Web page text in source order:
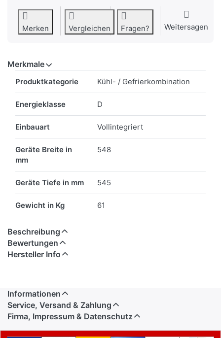
Merken Vergleichen Fragen? Weitersagen
Merkmale
Produktkategorie Kühl- / Gefrierkombination
Energieklasse D
Einbauart Vollintegriert
Geräte Breite in
mm
548
Geräte Tiefe in mm 545
Gewicht in Kg 61
Beschreibung
Bewertungen
Hersteller Info
Informationen
Service, Versand & Zahlung
Firma, Impressum & Datenschutz